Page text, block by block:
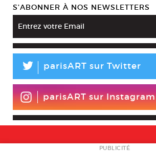
S’ABONNER À NOS NEWSLETTERS
L parisART sur Twitter
parisART sur Instagram
NEWSLETTER
PUBLICITÉ